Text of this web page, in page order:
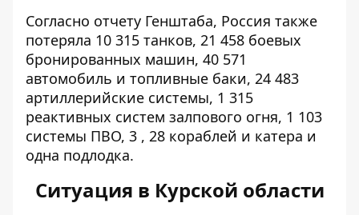
Согласно отчету Генштаба, Россия также
потеряла 10 315 танков, 21 458 боевых
бронированных машин, 40 571
автомобиль и топливные баки, 24 483
артиллерийские системы, 1 315
реактивных систем залпового огня, 1 103
системы ПВО, 3 , 28 кораблей и катера и
одна подлодка.
Ситуация в Курской области